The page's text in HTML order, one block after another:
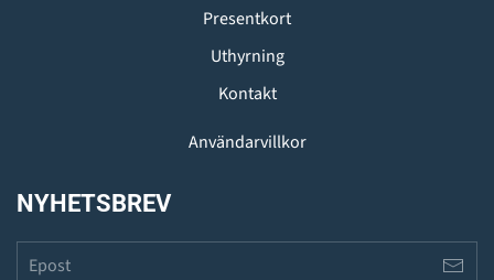
Presentkort
Uthyrning
Kontakt
Användarvillkor
NYHETSBREV